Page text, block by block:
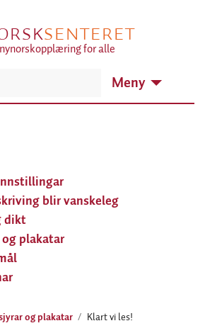
SENTERET
for alle
Meny
blir vanskeleg
dikt
plakatar
og plakatar Klart vi les!